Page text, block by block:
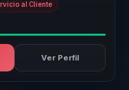
al Cliente
Ver Perfil